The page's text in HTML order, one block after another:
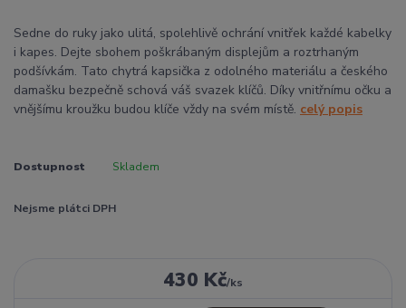
Sedne do ruky jako ulitá, spolehlivě ochrání vnitřek každé kabelky
i kapes. Dejte sbohem poškrábaným displejům a roztrhaným
podšívkám. Tato chytrá kapsička z odolného materiálu a českého
damašku bezpečně schová váš svazek klíčů. Díky vnitřnímu očku a
vnějšímu kroužku budou klíče vždy na svém místě. celý popis
Dostupnost Skladem
Nejsme plátci DPH
430 Kč/ks